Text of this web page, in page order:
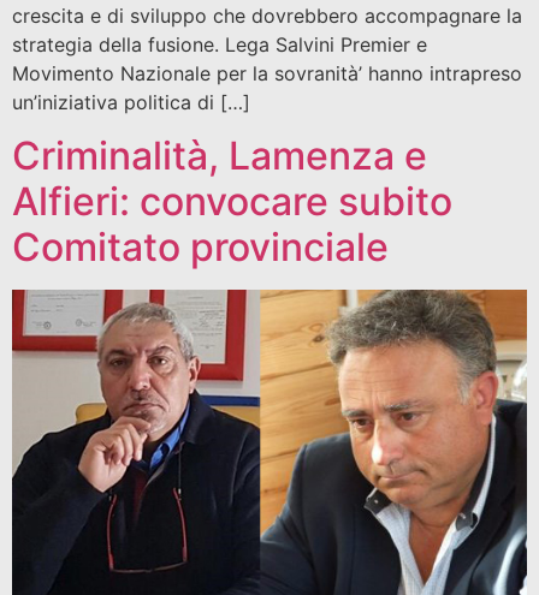
crescita e di sviluppo che dovrebbero accompagnare la
strategia della fusione. Lega Salvini Premier e
Movimento Nazionale per la sovranità’ hanno intrapreso
un’iniziativa politica di […]
Criminalità, Lamenza e
Alfieri: convocare subito
Comitato provinciale